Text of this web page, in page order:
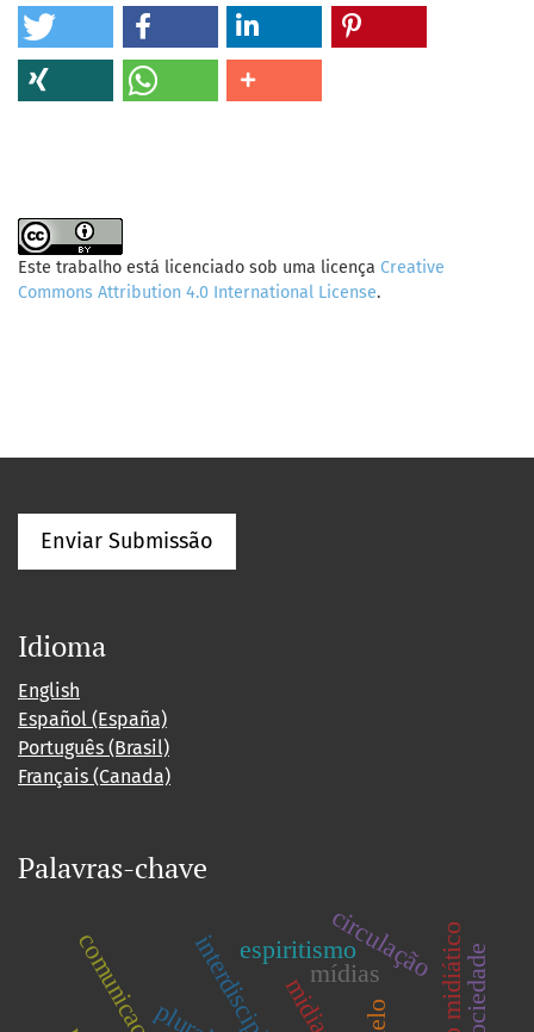
Este trabalho está licenciado sob uma licença Creative
Commons Attribution 4.0 International License.
Enviar Submissão
Idioma
English
Español (España)
Português (Brasil)
Français (Canada)
Palavras-chave
mídias
comunicação espiritismocirculação